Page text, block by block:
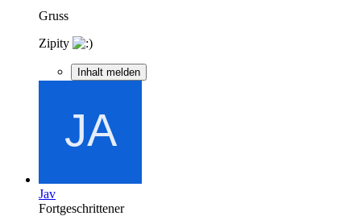
Gruss
Zipity
Inhalt melden
Jav
Fortgeschrittener